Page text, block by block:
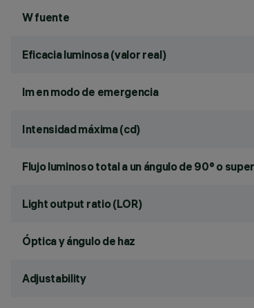
W fuente
Eficacia luminosa (valor real)
lm en modo de emergencia
Intensidad máxima (cd)
Flujo luminoso total a un ángulo de 90° o
Light output ratio (LOR)
Óptica y ángulo de haz
Adjustability